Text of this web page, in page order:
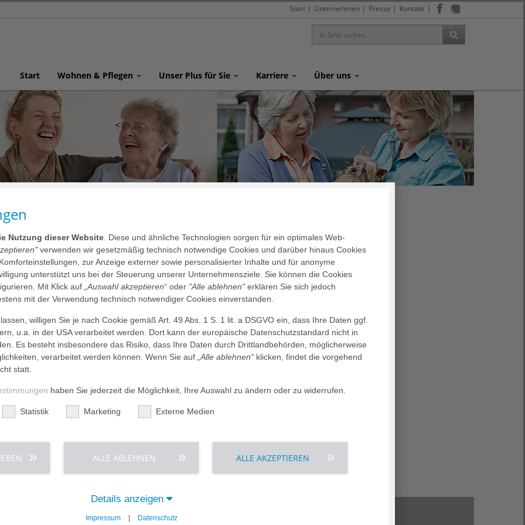
|
Start | Unternehmen | Presse | Kontakt
Start Wohnen & Pflegen Unser Plus für Sie Karriere Über uns
nehmen sich Zeit für Gespräche, hören zu, gehen mit unseren
Sie sorgen für Abwechslung im Leben vor allem derjenigen
Familie oder gar keine Angehörigen haben oder einer besonderen
unserer Pflegeeinrichtungen fest integriert und für ihre
Freude zu schenken und sein Leben zu bereichern, dann wenden Sie
Ev. Missionsfrauen-Verein, Ev. Stadtmission, Kath.
Unser Plus für Sie
Nutzung dieser Website . Diese und ähnliche Technologien sorgen für ein optimales Web-
verwenden wir gesetzmäßig technisch notwendige Cookies und darüber hinaus Cookies
zur Anzeige externer sowie personalisierter Inhalte und für anonyme
unterstützt uns bei der Steuerung unserer Unternehmensziele. Sie können die Cookies
Mit Klick auf „Auswahl akzeptieren“ oder "Alle ablehnen"erklären Sie sich jedoch
mit der Verwendung technisch notwendiger Cookies einverstanden.
willigen Sie je nach Cookie gemäß Art. 49 Abs. 1 S. 1 lit. a DSGVO ein, dass Ihre Daten ggf.
u.a. in der USA verarbeitet werden. Dort kann der europäische Datenschutzstandard nicht in
Es besteht insbesondere das Risiko, dass Ihre Daten durch Drittlandbehörden, möglicherweise
verarbeitet werden können. Wenn Sie auf „Alle ablehnen“ klicken, findet die vorgehend
statt.
haben Sie jederzeit die Möglichkeit, Ihre Auswahl zu ändern oder zu widerrufen.
Statistik Marketing Externe Medien
ALLE ABLEHNEN ALLE AKZEPTIEREN
Details anzeigen
Impressum | Datenschutz